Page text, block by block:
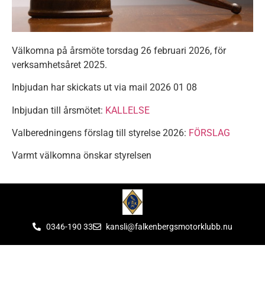
Välkomna på årsmöte torsdag 26 februari 2026, för
verksamhetsåret 2025.
Inbjudan har skickats ut via mail 2026 01 08
Inbjudan till årsmötet: KALLELSE
Valberedningens förslag till styrelse 2026: FÖRSLAG
Varmt välkomna önskar styrelsen
0346-190 33 kansli@falkenbergsmotorklubb.nu